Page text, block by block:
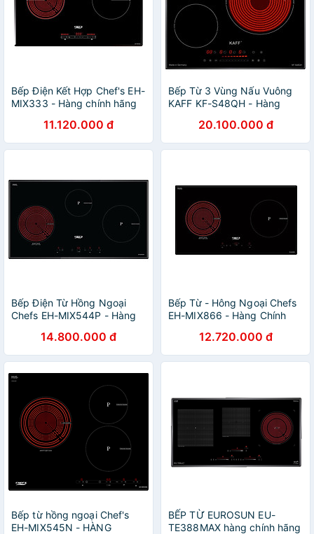
Bếp Điện Kết Hợp Chef's EH-
MIX333 - Hàng chính hãng
11.120.000 đ
Bếp Từ 3 Vùng Nấu Vuông
KAFF KF-S48QH - Hàng
20.100.000 đ
Bếp Điện Từ Hồng Ngoại
Chefs EH-MIX544P - Hàng
14.800.000 đ
Bếp Từ - Hông Ngoại Chefs
EH-MIX866 - Hàng Chính
12.720.000 đ
Bếp từ hồng ngoại Chef's
EH-MIX545N - HÀNG
BẾP TỪ EUROSUN EU-
TE388MAX hàng chính hãng